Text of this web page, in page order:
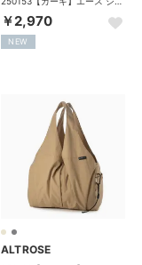
￥2,970
NEW
ALTROSE